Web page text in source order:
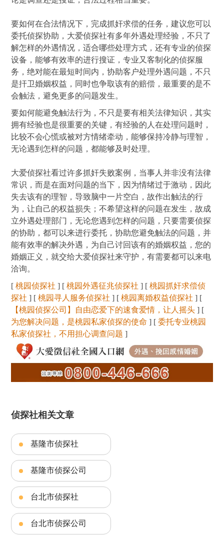
要如何在合法情况下，完成抓奸求偿的任务，建议您可以
委托侦探协助，大爱侦探社有多年外遇处理经验，不只了
解怎样的外遇情况，适合哪些处理方式，还有专业的侦探
设备，能够有效率的进行搜证，专业又客制化的侦探服
务，绝对能在最短时间内，协助客户处理外遇问题，不只
是扞卫婚姻权益，同时也争取该有的赔偿，最重要的是不
会触法，避免更多的问题发生。
要如何能避免触法行为，不只是要有相关法律知识，其实
拥有经验也是很重要的关键，有经验的人在处理问题时，
比较不会心慌或被对方情绪牵动，能够保持冷静与理智，
无论遇到怎样的问题，都能够及时处理。
大爱侦探社看过许多抓奸失败案例，当事人并非没有法律
常识，而是在面对问题的当下，因为情绪过于激动，因此
失去该有的理智，导致脑中一片空白，故作出触法的行
为，让自己的权益损失；不希望这样的问题在发生，故成
立外遇处理部门，无论您遇到怎样的问题，只要需要侦探
的协助，都可以来进行委托，协助您避免触法的问题，并
能有效率的解决外遇，为自己讨回该有的婚姻权益，您的
婚姻正义，就交给大爱侦探社来守护，有需要都可以来电
洽询。
[桃园侦探社 ] [桃园外遇征兆侦探社 ] [桃园抓奸求偿侦
探社 ] [桃园寻人服务侦探社 ] [桃园离婚权益侦探社 ] [
【桃园侦探公司】自由恋爱下的速食爱情，让人摇头 ] [
为您解决问题，是桃园私家侦探的使命 ] [委托专业桃园
私家侦探社，不用担心调查问题 ]
侦探社相关文章
基隆市侦探社
基隆市侦探公司
台北市侦探社
台北市侦探公司